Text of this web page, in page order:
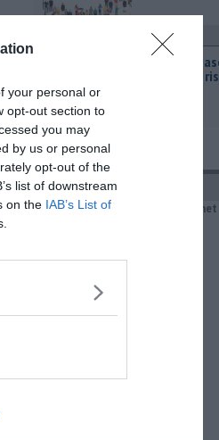
your personal or
opt-out section to
you may
by us or personal
opt-out of the
list of downstream
on the IAB’s List of
​Benzina,
ecco dove
IL NETWORK QuiNews.net
QuiNewsAnimali.it
QuiNewsCasentino.it
QuiNewsCecina.it
QuiNewsChianti.it